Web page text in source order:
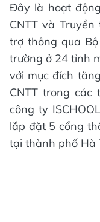
Đây là hoạt
CNTT và
trợ thông qua
trường ở 24 tỉnh
với mục đích
CNTT trong các
công ty
lắp đặt 5 cổng
tại thành phố Hà